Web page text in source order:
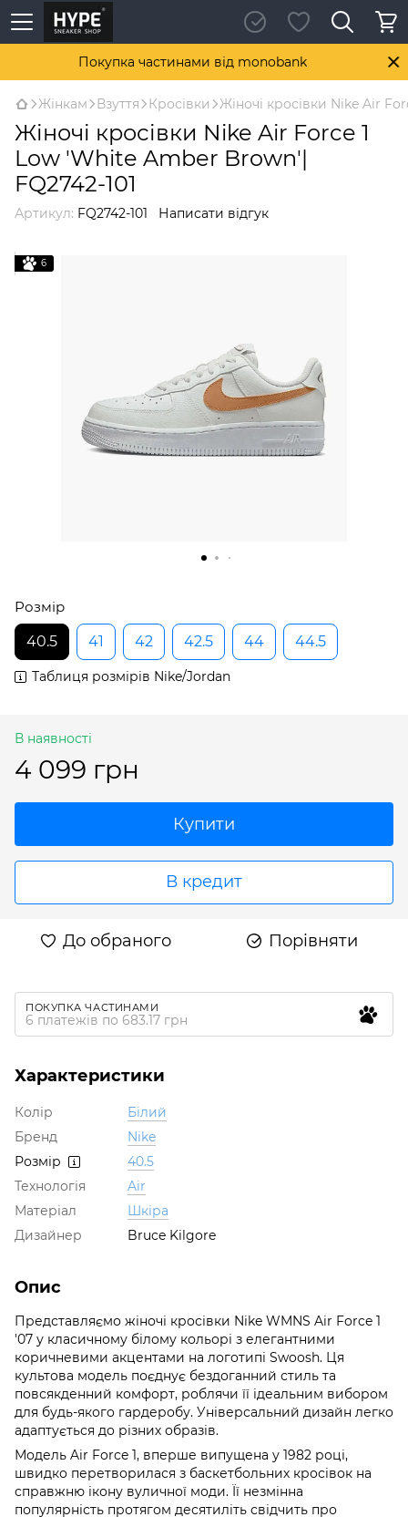
Покупка частинами від monobank
Жінкам Взуття Кросівки Жіночі кросівки Nike Air
Жіночі кросівки Nike Air Force 1
Low 'White Amber Brown'|
FQ2742-101
Артикул: FQ2742-101 Написати відгук
6
Розмір
40.5
41 42 42.5 44 44.5
Таблиця розмірів Nike/Jordan
В наявності
4 099 грн
Купити
В кредит
До обраного Порівняти
ПОКУПКА ЧАСТИНАМИ
6 платежів по 683.17 грн
Характеристики
Колір
Білий
Бренд
Nike
Розмір
40.5
Технологія
Air
Матеріал
Шкіра
Дизайнер
Bruce Kilgore
Опис
Представляємо жіночі кросівки Nike WMNS Air Force 1
'07 у класичному білому кольорі з елегантними
коричневими акцентами на логотипі Swoosh. Ця
культова модель поєднує бездоганний стиль та
повсякденний комфорт, роблячи її ідеальним вибором
для будь-якого гардеробу. Універсальний дизайн легко
адаптується до різних образів.
Модель Air Force 1, вперше випущена у 1982 році,
швидко перетворилася з баскетбольних кросівок на
справжню ікону вуличної моди. Її незмінна
популярність протягом десятиліть свідчить про